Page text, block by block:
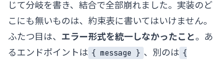
じて分岐を書き、結合で全部崩れました。実装のど
こにも無いものは、約束表に書いてはいけません。
ふたつ目は、 エラー形式を統一しなかったこと。あ
るエンドポイントは { message } 、別のは {